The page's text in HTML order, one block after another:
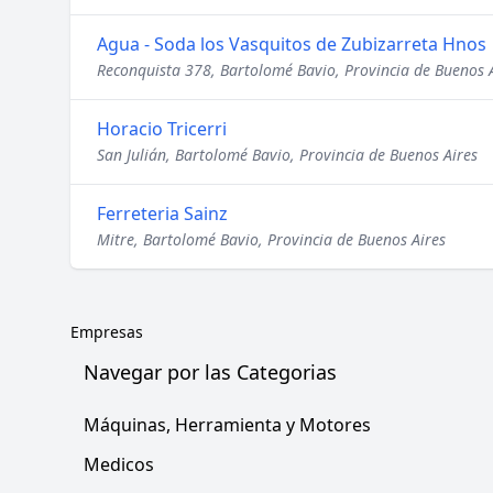
Agua - Soda los Vasquitos de Zubizarreta Hnos
Reconquista 378, Bartolomé Bavio, Provincia de Buenos
Horacio Tricerri
San Julián, Bartolomé Bavio, Provincia de Buenos Aires
Ferreteria Sainz
Mitre, Bartolomé Bavio, Provincia de Buenos Aires
Empresas
Navegar por las Categorias
Máquinas, Herramienta y Motores
Medicos